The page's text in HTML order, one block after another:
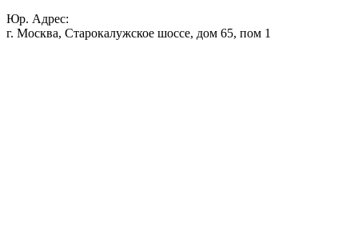
Юр. Адрес:
г. Москва, Старокалужское шоссе, дом 65, пом 1